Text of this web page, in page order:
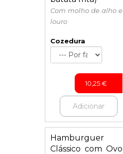
Com molho de alho e
louro
Cozedura
10,25€
Adicionar
Hamburguer
Clássico com Ovo